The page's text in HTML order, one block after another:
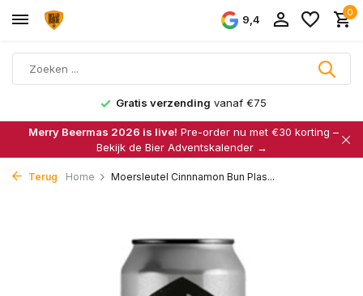
9,4
0
Gratis verzending vanaf €75
Merry Beermas 2026 is live! Pre-order nu met €30 korting –
Bekijk de Bier Adventskalender →
Terug Home Moersleutel Cinnnamon Bun Plas...